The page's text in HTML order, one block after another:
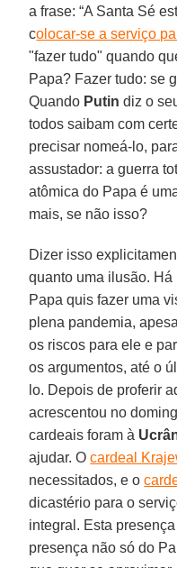
a frase: “A Santa Sé
colocar-se a serviço
"fazer tudo" quando
Papa? Fazer tudo: se
Quando Putin diz o
todos saibam com
precisar nomeá-lo,
assustador: a guerra
atômica do Papa é
mais, se não isso?
Dizer isso
quanto uma ilusão.
Papa quis fazer uma
plena pandemia,
os riscos para ele e
os argumentos, até o
lo. Depois de proferir
acrescentou no
cardeais foram à
ajudar. Ocardeal
necessitados, e o
dicastério para o
integral. Esta
presença não só do